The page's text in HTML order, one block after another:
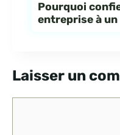
Pourquoi
entreprise à
Laisser un